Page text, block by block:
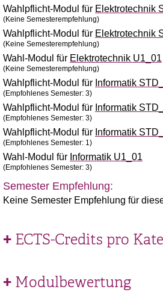
Wahlpflicht-Modul für Elektrotechnik
(Keine Semesterempfehlung)
Wahlpflicht-Modul für Elektrotechnik
(Keine Semesterempfehlung)
Wahl-Modul für Elektrotechnik U1_01
(Keine Semesterempfehlung)
Wahlpflicht-Modul für Informatik
(Empfohlenes Semester: 3)
Wahlpflicht-Modul für Informatik
(Empfohlenes Semester: 3)
Wahlpflicht-Modul für Informatik
(Empfohlenes Semester: 1)
Wahl-Modul für Informatik U1_01
(Empfohlenes Semester: 3)
Semester Empfehlung:
Keine Semester Empfehlung für
ECTS-Credits pro
Modulbewertung